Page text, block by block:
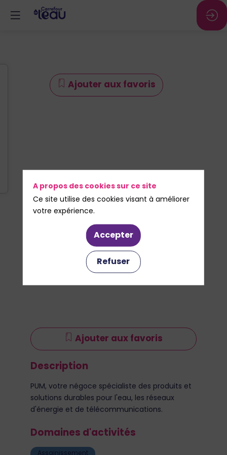
Ajouter aux favoris
Ajouter aux favoris
Description
PUM, votre négoce spécialiste des produits et
solutions durables pour l'eau, les réseaux
d'énergie et de télécommunications.
Domaines d'activités
A propos des cookies sur ce site
Ce site utilise des cookies visant à améliorer
votre expérience.
Accepter
Refuser